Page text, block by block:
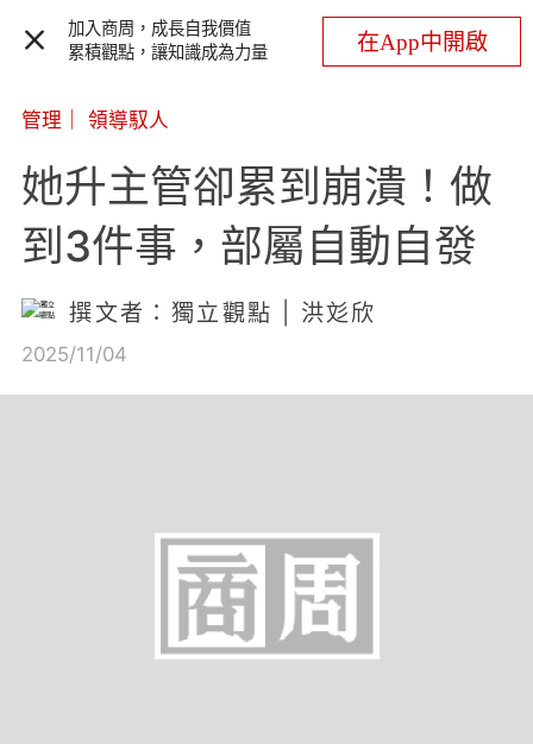
加入商周，成長自我價值
累積觀點，讓知識成為力量
在App中開啟
管理 領導馭人
她升主管卻累到崩潰！做
到3件事，部屬自動自發
撰文者：獨立觀點 | 洪彣欣
2025/11/04